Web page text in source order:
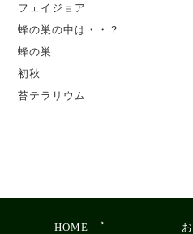
フェイジョア
蜂の巣の中は・・？
蜂の巣
初秋
苔テラリウム
HOME